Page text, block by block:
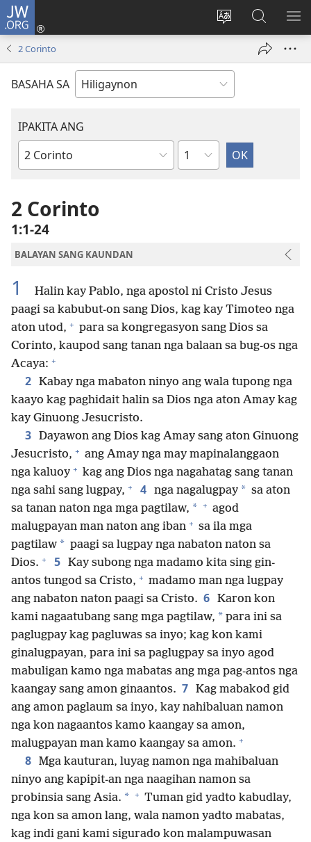
JW.ORG
Islan
lenguahe
sang
site
Mag-
log
new
Mangita
sa
JW.ORG
2 Corinto
BASAHA SA
IPAKITA ANG
Libro
Biblia
Kapitulo
2 Corinto
1:1-24
BALAYAN SANG KAUNDAN
1
Halin kay Pablo, nga apostol ni Cristo Jesus
paagi sa kabubut-on sang Dios, kag kay Timoteo nga
aton utod, + para sa kongregasyon sang Dios sa
Corinto, kaupod sang tanan nga balaan sa bug-os nga
Acaya: +
2 Kabay nga mabaton ninyo ang wala tupong nga
kaayo kag paghidait halin sa Dios nga aton Amay kag
kay Ginuong Jesucristo.
3 Dayawon ang Dios kag Amay sang aton Ginuong
Jesucristo, + ang Amay nga may mapinalanggaon
nga kaluoy + kag ang Dios nga nagahatag sang tanan
nga sahi sang lugpay, + 4 nga nagalugpay * sa aton
sa tanan naton nga mga pagtilaw, * + agod
malugpayan man naton ang iban + sa ila mga
pagtilaw * paagi sa lugpay nga nabaton naton sa
Dios. + 5 Kay subong nga madamo kita sing gin-
antos tungod sa Cristo, + madamo man nga lugpay
ang nabaton naton paagi sa Cristo. 6 Karon kon
kami nagaatubang sang mga pagtilaw, * para ini sa
paglugpay kag pagluwas sa inyo; kag kon kami
ginalugpayan, para ini sa paglugpay sa inyo agod
mabuligan kamo nga mabatas ang mga pag-antos nga
kaangay sang amon ginaantos. 7 Kag mabakod gid
ang amon paglaum sa inyo, kay nahibaluan namon
nga kon nagaantos kamo kaangay sa amon,
malugpayan man kamo kaangay sa amon. +
8 Mga kauturan, luyag namon nga mahibaluan
ninyo ang kapipit-an nga naagihan namon sa
probinsia sang Asia. * + Tuman gid yadto kabudlay,
nga kon sa amon lang, wala namon yadto mabatas,
kag indi gani kami sigurado kon malampuwasan